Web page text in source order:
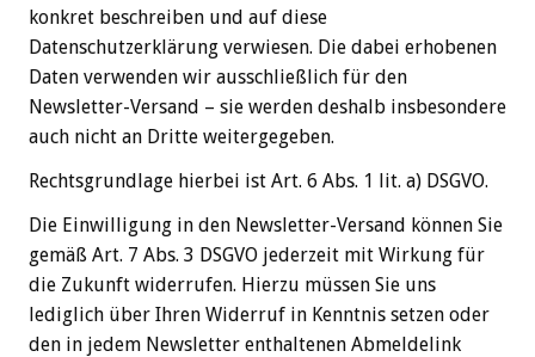
konkret beschreiben und auf diese
Datenschutzerklärung verwiesen. Die dabei erhobenen
Daten verwenden wir ausschließlich für den
Newsletter-Versand – sie werden deshalb insbesondere
auch nicht an Dritte weitergegeben.
Rechtsgrundlage hierbei ist Art. 6 Abs. 1 lit. a) DSGVO.
Die Einwilligung in den Newsletter-Versand können Sie
gemäß Art. 7 Abs. 3 DSGVO jederzeit mit Wirkung für
die Zukunft widerrufen. Hierzu müssen Sie uns
lediglich über Ihren Widerruf in Kenntnis setzen oder
den in jedem Newsletter enthaltenen Abmeldelink